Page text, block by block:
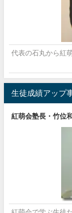
代表の石丸から紅
生徒成績アップ
紅萌会塾長・竹位